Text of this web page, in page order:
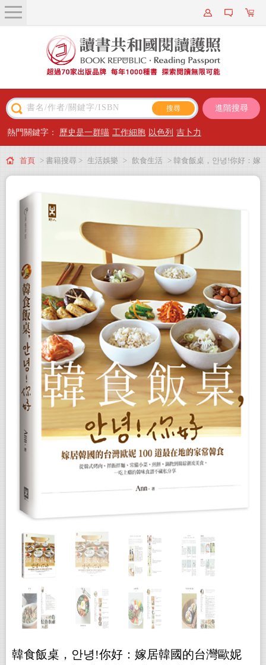
關於我們
近期新書
主題閱讀
出版專區
會員專屬
會員儲值方案
進階搜尋
熱門關鍵字： 歷史是一群喵 工作細胞 以色列 吉卜力
首頁 > 書籍搜尋 > 生活娛樂 > 飲食生活 > 韓食飯桌，안녕!你好：嫁
菜、煎餅、鍋物到韓綜潮流美食，一吃上癮的韓味食譜不藏私分享】
韓食飯桌，안녕!你好：嫁居韓國的台灣歐妮